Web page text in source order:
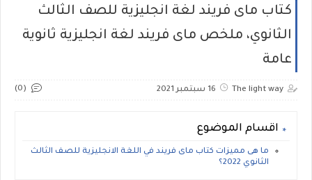
كتاب ماى فريند لغة انجليزية للصف الثالث
الثانوي، ملخص ماى فريند لغة انجليزية ثانوية
عامة
The light way 16 سبتمبر 2021 (0)
اقسام الموضوع
ما هى مميزات كتاب ماى فريند في اللغة الانجليزية للصف الثالث
الثانوي 2022؟